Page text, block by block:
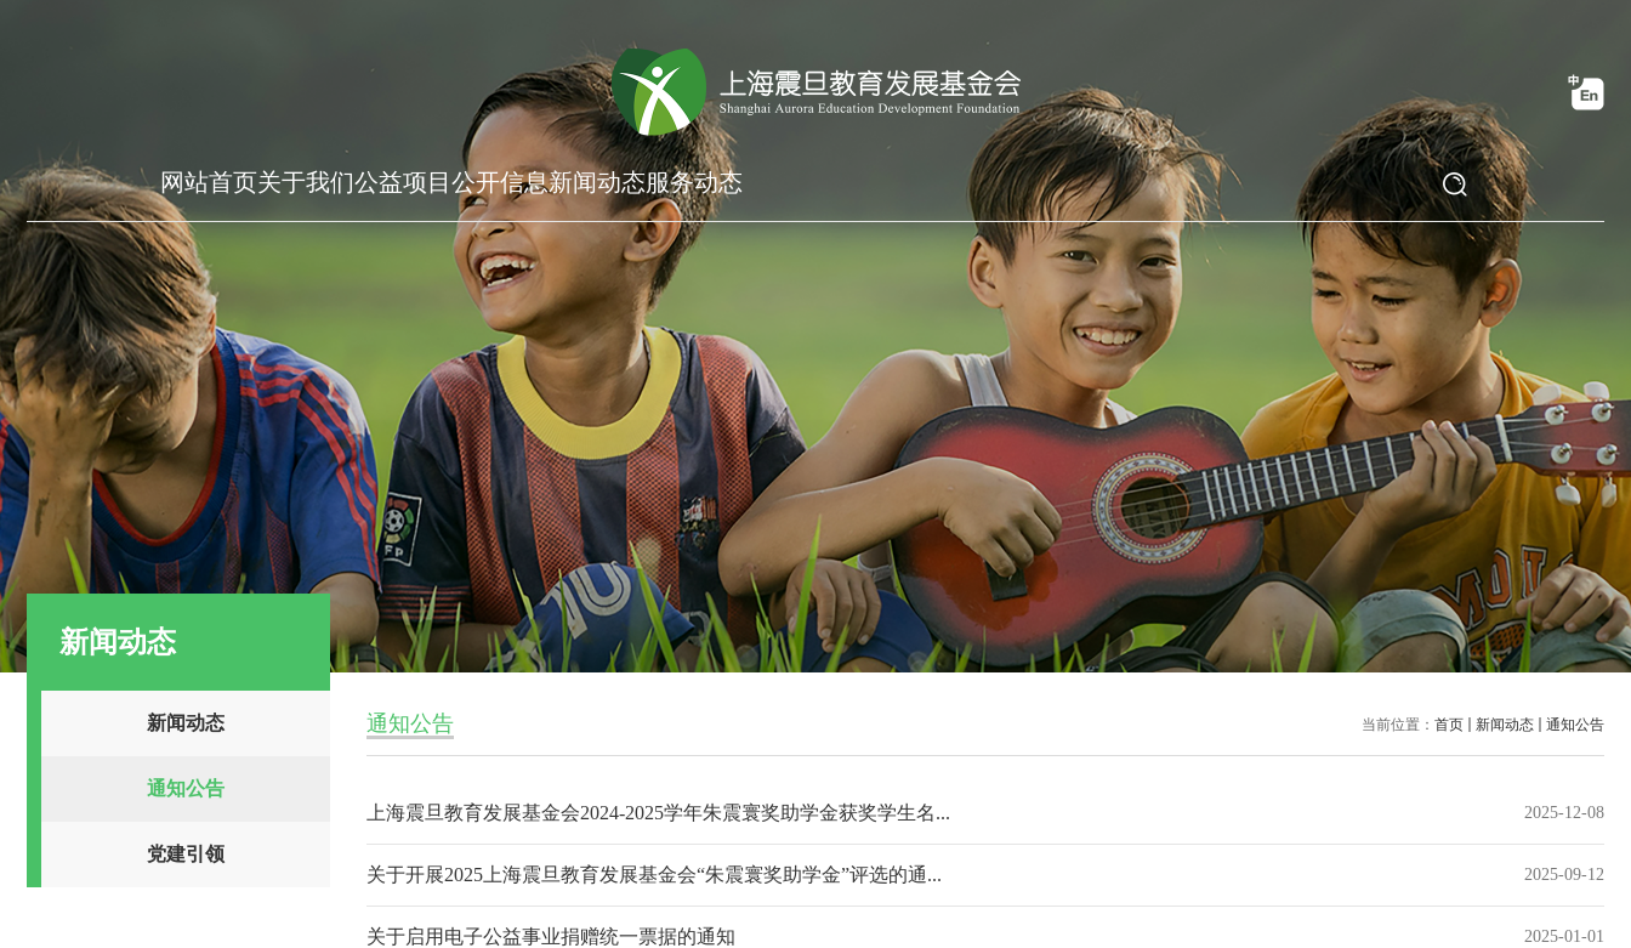
网站首页关于我们公益项目 公开信息新闻动态服务动态
新闻动态
新闻动态
通知公告
党建引领
当前位置： 首页 新闻动态 通知公告
通知公告
上海震旦教育发展基金会2024-2025学年朱震寰奖助学金获奖学生名... 2025-12-08
关于开展2025上海震旦教育发展基金会“朱震寰奖助学金”评选的通... 2025-09-12
关于启用电子公益事业捐赠统一票据的通知 2025-01-01